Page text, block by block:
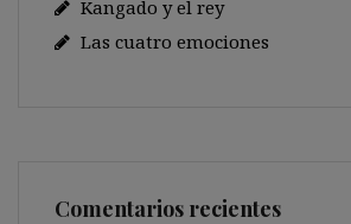
Kangado y el rey
Las cuatro emociones
Comentarios recientes